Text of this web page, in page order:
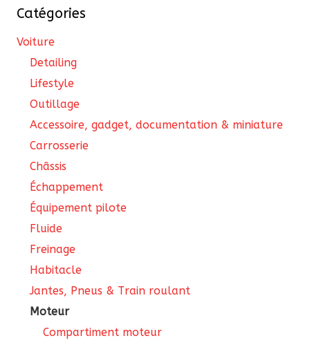
Catégories
Voiture
Detailing
Lifestyle
Outillage
Accessoire, gadget, documentation & miniature
Carrosserie
Châssis
Échappement
Équipement pilote
Fluide
Freinage
Habitacle
Jantes, Pneus & Train roulant
Moteur
Compartiment moteur